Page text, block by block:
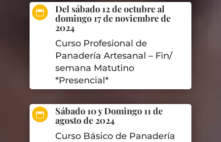
 Del sábado 12 de octubre al
domingo 17 de noviembre de
2024
Curso Profesional de
Panadería Artesanal – Fin/
semana Matutino
*Presencial*
 Sábado 10 y Domingo 11 de
agosto de 2024
Curso Básico de Panadería